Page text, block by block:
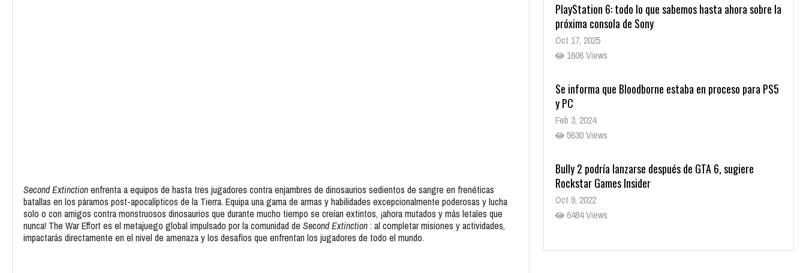
Second Extinctionenfrenta a equipos de hasta tres jugadores contra enjambres de dinosaurios sedientos de sangre en frenéticas
batallas en los páramos post-apocalípticos de la Tierra. Equipa una gama de armas y habilidades excepcionalmente poderosas y lucha
solo o con amigos contra monstruosos dinosaurios que durante mucho tiempo se creían extintos, ¡ahora mutados y más letales que
nunca! The War Effort es el metajuego global impulsado por la comunidad de Second Extinction: al completar misiones y actividades,
impactarás directamente en el nivel de amenaza y los desafíos que enfrentan los jugadores de todo el mundo.
PlayStation 6: todo lo que sabemos hasta ahora sobre la
próxima consola de Sony
Oct 17, 2025
1606 Views
Se informa que Bloodborne estaba en proceso para PS5
y PC
Feb 3, 2024
5630 Views
Bully 2 podría lanzarse después de GTA 6, sugiere
Rockstar Games Insider
Oct 9, 2022
6484 Views
Rumor: Se filtran los primeros detalles de Resident Evil